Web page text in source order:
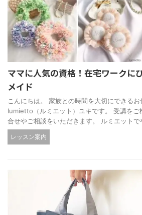
ママに人気の資格！在宅ワークに
メイド
こんにちは。 家族との時間を大切にできる
lumietto（ルミエット）ユキです。 受講をご
合せやご相談をいただきます。 ルミエット
レッスン案内